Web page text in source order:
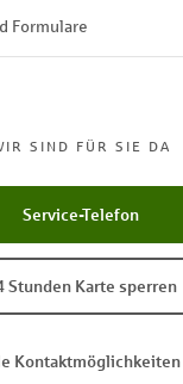
SIND FÜR SIE DA
Service-Telefon
Stunden Karte sperren
Kontaktmöglichkeiten
Formulare